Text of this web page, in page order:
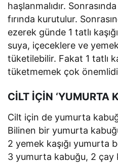
haşlanmalıdır.
fırında kurutulur.
ezerek günde 1 tatlı
suya, içeceklere ve
tüketilebilir. Fakat 1 tatlı
tüketmemek çok
CİLT İÇİN ‘YUMURTA
Cilt için de yumurta
Bilinen bir yumurta
2 yemek kaşığı yumurta
3 yumurta kabuğu, 2 çay